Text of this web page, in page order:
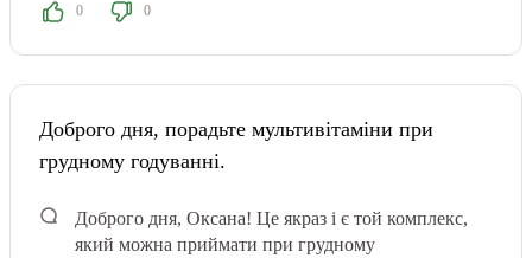
0 0
Доброго дня, порадьте мультивітаміни при
грудному годуванні.
Доброго дня, Оксана! Це якраз і є той комплекс,
який можна приймати при грудному